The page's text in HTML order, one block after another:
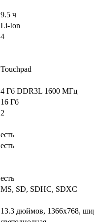
9.5 ч
Li-Ion
4
Touchpad
4 Гб DDR3L 1600 МГц
16 Гб
2
есть
есть
есть
MS, SD, SDHC, SDXC
13.3 дюймов, 1366x768,